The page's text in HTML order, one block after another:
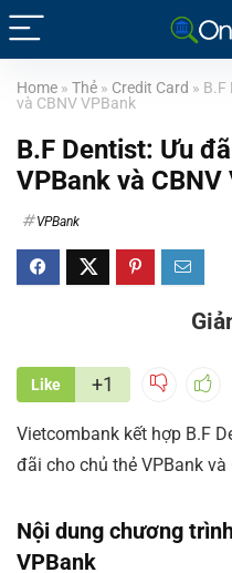
Home » Thẻ » Credit Card » B.F
và CBNV VPBank
B.F Dentist: Ưu
VPBank và CBNV
VPBank
Like +1
Vietcombank kết hợp B.F
đãi cho chủ thẻ VPBank và
Nội dung chương
VPBank